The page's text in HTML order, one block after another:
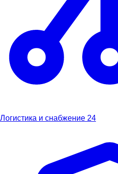
Логистика и снабжение 24